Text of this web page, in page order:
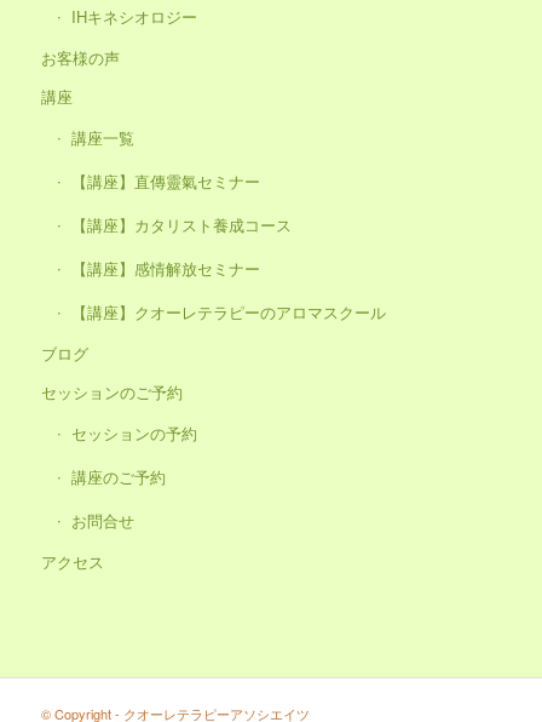
IHキネシオロジー
お客様の声
講座
講座一覧
【講座】直傳靈氣セミナー
【講座】カタリスト養成コース
【講座】感情解放セミナー
【講座】クオーレテラピーのアロマスクール
ブログ
セッションのご予約
セッションの予約
講座のご予約
お問合せ
アクセス
© Copyright - クオーレテラピーアソシエイツ